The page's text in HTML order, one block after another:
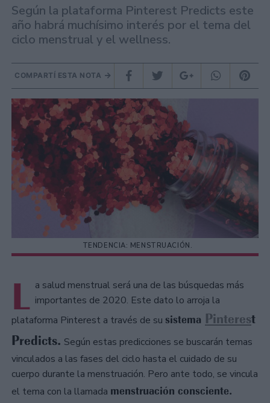
Según la plataforma Pinterest Predicts este
año habrá muchísimo interés por el tema del
ciclo menstrual y el wellness.
COMPARTÍ ESTA NOTA
TENDENCIA: MENSTRUACIÓN.
L a salud menstrual será una de las búsquedas más
importantes de 2020. Este dato lo arroja la
plataforma Pinterest a través de su sistema Pinterest
Predicts. Según estas predicciones se buscarán temas
vinculados a las fases del ciclo hasta el cuidado de su
cuerpo durante la menstruación. Pero ante todo, se vincula
el tema con la llamada menstruación consciente.